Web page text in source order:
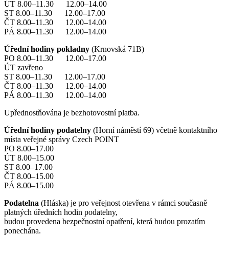
ÚT 8.00–11.30 12.00–14.00
ST 8.00–11.30 12.00–17.00
ČT 8.00–11.30 12.00–14.00
PÁ 8.00–11.30 12.00–14.00
Úřední hodiny pokladny (Krnovská 71B)
PO 8.00–11.30 12.00–17.00
ÚT zavřeno
ST 8.00–11.30 12.00–17.00
ČT 8.00–11.30 12.00–14.00
PÁ 8.00–11.30 12.00–14.00
Upřednostňována je bezhotovostní platba.
Úřední hodiny podatelny (Horní náměstí 69) včetně kontaktního
místa veřejné správy Czech POINT
PO 8.00–17.00
ÚT 8.00–15.00
ST 8.00–17.00
ČT 8.00–15.00
PÁ 8.00–15.00
Podatelna (Hláska) je pro veřejnost otevřena v rámci současně
platných úředních hodin podatelny,
budou provedena bezpečnostní opatření, která budou prozatím
ponechána.